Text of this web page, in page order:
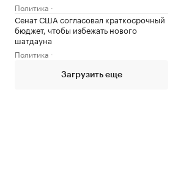
Политика
Сенат США согласовал краткосрочный
бюджет, чтобы избежать нового
шатдауна
Политика
Загрузить еще